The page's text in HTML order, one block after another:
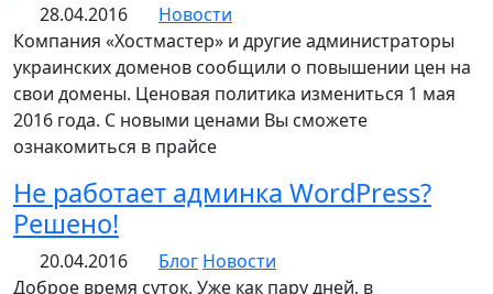
28.04.2016
Новости
Компания «Хостмастер» и другие администраторы
украинских доменов сообщили о повышении цен на
свои домены. Ценовая политика измениться 1 мая
2016 года. С новыми ценами Вы сможете
ознакомиться в прайсе
Не работает админка WordPress?
Решено!
20.04.2016 Блог Новости
Доброе время суток. Уже как пару дней, в